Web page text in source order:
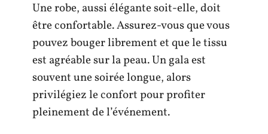
Une robe, aussi élégante soit-elle, doit
être confortable. Assurez-vous que vous
pouvez bouger librement et que le tissu
est agréable sur la peau. Un gala est
souvent une soirée longue, alors
privilégiez le confort pour profiter
pleinement de l’événement.